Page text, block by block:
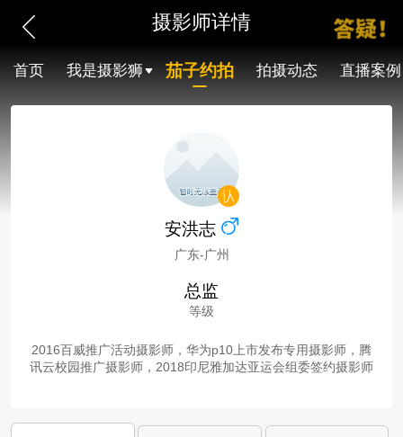
摄影师详情
首页 我是摄影狮 茄子约拍 拍摄动态 直播案例
安洪志
广东-广州
总监
等级
2016百威推广活动摄影师，华为p10上市发布专用摄影师，腾
讯云校园推广摄影师，2018印尼雅加达亚运会组委签约摄影师